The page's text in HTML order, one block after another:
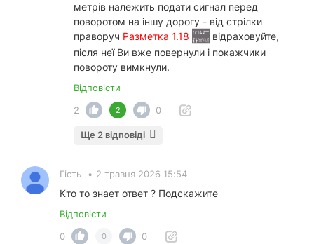
метрів належить подати сигнал перед
поворотом на іншу дорогу - від стрілки
праворуч Разметка 1.18
відраховуйте,
після неї Ви вже повернули і покажчики
повороту вимкнули.
Відповісти
2
2 0
Ще 2 відповіді
Гість • 2 травня 2026 15:54
Кто то знает ответ ? Подскажите
Відповісти
0
0 0